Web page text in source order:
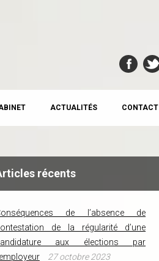
ACTUALITÉS CONTACT
récents
de l’absence de
de la régularité d’une
aux élections par
27 octobre 2023